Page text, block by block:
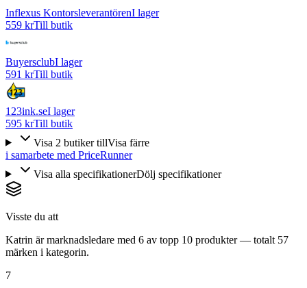
Inflexus KontorsleverantörenI lager
559 krTill butik
BuyersclubI lager
591 krTill butik
123ink.seI lager
595 krTill butik
Visa 2 butiker tillVisa färre
i samarbete med PriceRunner
Visa alla specifikationerDölj specifikationer
Visste du att
Katrin är marknadsledare med 6 av topp 10 produkter — totalt 57
märken i kategorin.
7